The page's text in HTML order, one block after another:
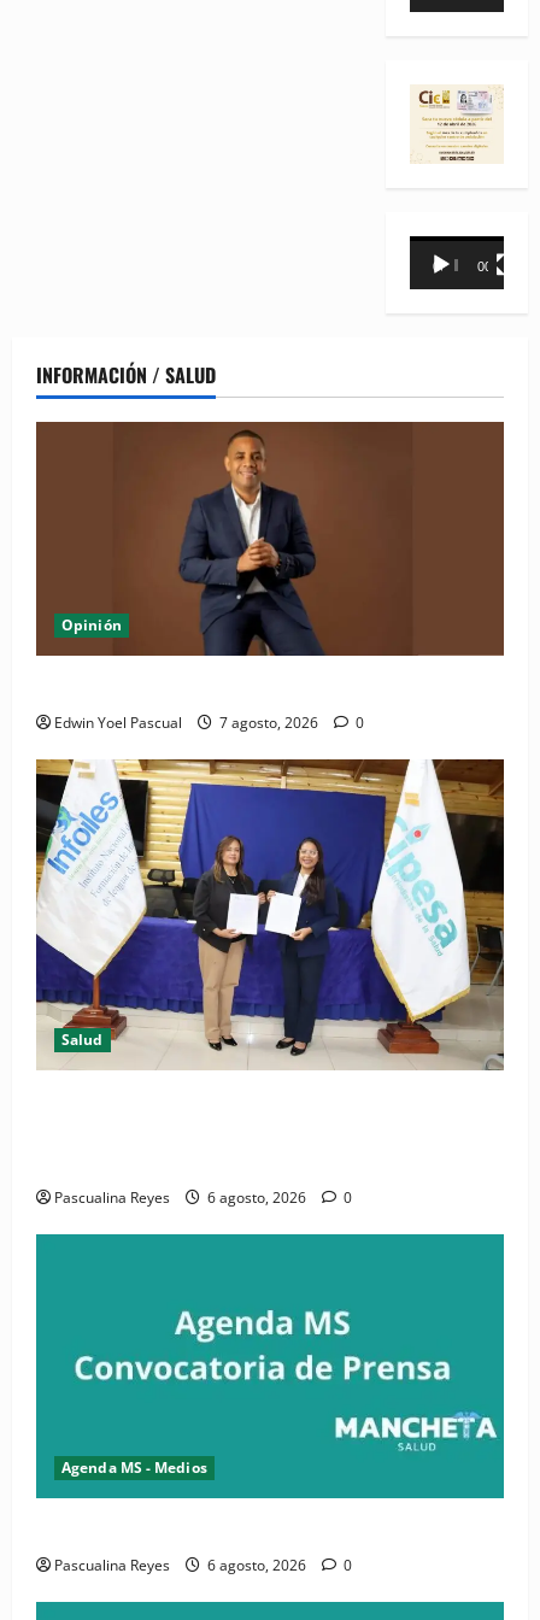
Reproductor
00:00 00:31
INFORMACIÓN / SALUD
Opinión
Edwin Yoel Pascual 7 agosto, 2026 0
Salud
Pascualina Reyes 6 agosto, 2026 0
Agenda MS - Medios
Pascualina Reyes 6 agosto, 2026 0